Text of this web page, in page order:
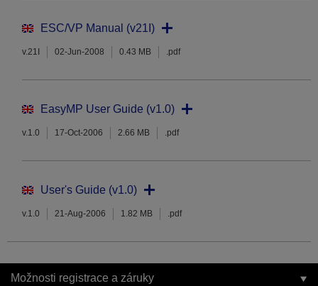
ESC/VP Manual (v21I)
v.21I 02-Jun-2008 0.43 MB .pdf
EasyMP User Guide (v1.0)
v.1.0 17-Oct-2006 2.66 MB .pdf
User's Guide (v1.0)
v.1.0 21-Aug-2006 1.82 MB .pdf
Možnosti registrace a záruky